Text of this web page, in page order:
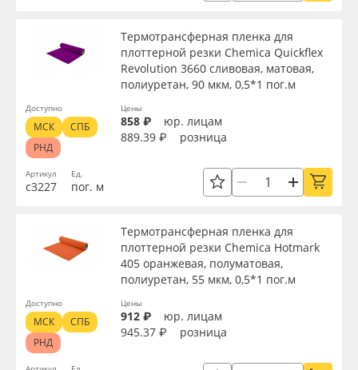
Артикул
с3227
Термотрансферная пленка для
плоттерной резки Chemica Quickflex
Revolution 3660 сливовая, матовая,
полиуретан, 90 мкм, 0,5*1 пог.м
Ед.
пог. м
Цены
858 ₽
юр. лицам
889.39 ₽
розница
Доступно
МСК
СПБ
РНД
Термотрансферная пленка для
плоттерной резки Chemica Hotmark
405 оранжевая, полуматовая,
полиуретан, 55 мкм, 0,5*1 пог.м
Цены
912 ₽
юр. лицам
945.37 ₽
розница
Доступно
МСК
СПБ
РНД